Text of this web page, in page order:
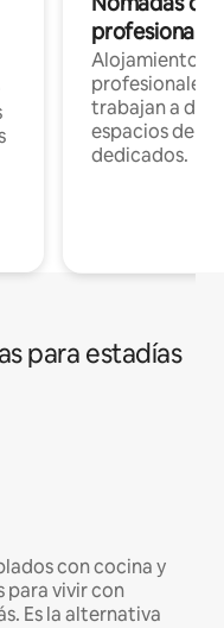
Alojamientos
profesionales
trabajan a
espacios de
dedicados.
para estadías
con cocina y
para vivir con
Es la alternativa